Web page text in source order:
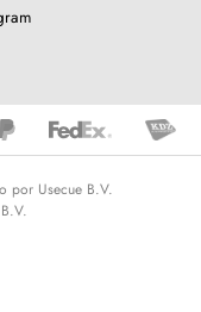
por Usecue B.V.